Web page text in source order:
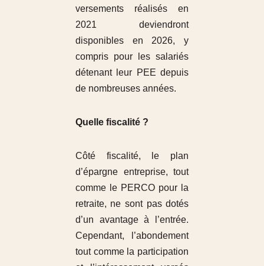
versements réalisés en
2021 deviendront
disponibles en 2026, y
compris pour les salariés
détenant leur PEE depuis
de nombreuses années.
Quelle fiscalité ?
Côté fiscalité, le plan
d’épargne entreprise, tout
comme le PERCO pour la
retraite, ne sont pas dotés
d’un avantage à l’entrée.
Cependant, l’abondement
tout comme la participation